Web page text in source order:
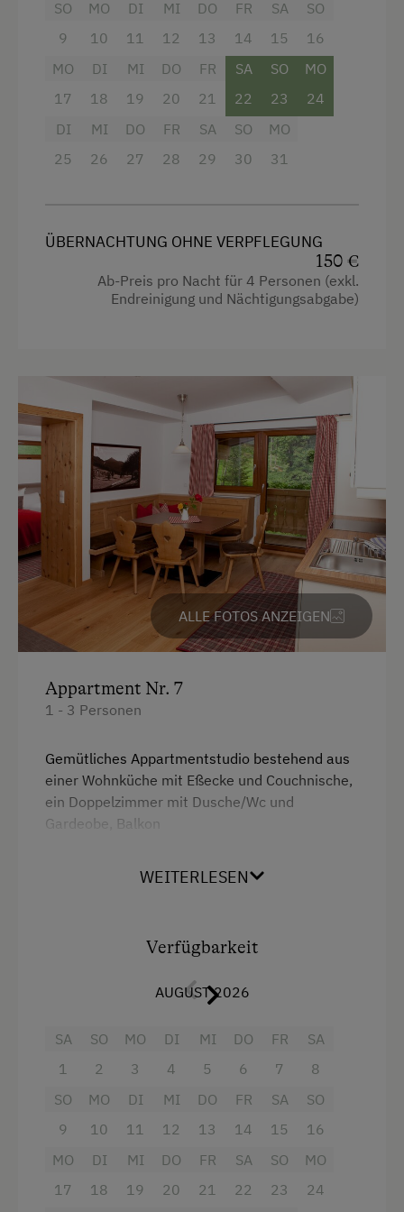
Fernseher
Haarföhn
Wasserkocher
Hochgeschwindigkeits-Internetanschluss
Küche
Kühlschrank
Doppelbett (Kingsize)
SO
9
MO
10
DI
11
MI
12
DO
13
FR
14
SA
15
SO
16
MO
17
DI
18
MI
19
DO
20
FR
21
SA
22
SO
23
MO
24
DI
25
MI
26
DO
27
FR
28
SA
29
SO
30
MO
31
ÜBERNACHTUNG OHNE VERPFLEGUNG
150 €
Ab-Preis pro Nacht für 4 Personen (exkl.
Endreinigung und Nächtigungsabgabe)
ALLE FOTOS ANZEIGEN
Appartment Nr. 7
1 - 3 Personen
Gemütliches Appartmentstudio bestehend aus
einer Wohnküche mit Eßecke und Couchnische,
ein Doppelzimmer mit Dusche/Wc und
Gardeobe, Balkon
Aussicht auf eine Berglandschaft
Dusche
Mikrowelle
WEITERLESEN
Verfügbarkeit
AUGUST 2026
SA
1
SO
2
MO
3
DI
4
MI
5
DO
6
FR
7
SA
8
SO
9
MO
10
DI
11
MI
12
DO
13
FR
14
SA
15
SO
16
MO
17
DI
18
MI
19
DO
20
FR
21
SA
22
SO
23
MO
24